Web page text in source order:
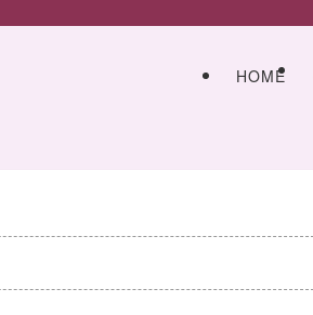
HOME